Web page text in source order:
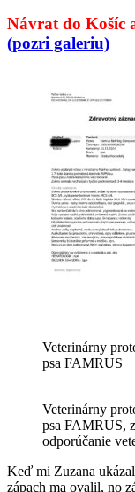
Návrat do Košíc
(pozri galeriu)
Veterinárny
psa FAMRUS
Veterinárny
psa FAMRUS,
odporúčanie
Keď mi Zuzana
zápach ma ovalil, no